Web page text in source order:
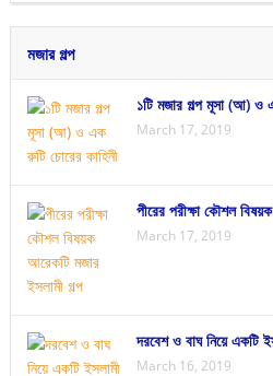
মজার গল্প
১টি মজার গল্প মূসা (আ) ও
March 17, 2019
পীরের পরীক্ষা কৌশল
March 17, 2019
দরবেশ ও বাঘ নিয়ে একটি
March 16, 2019